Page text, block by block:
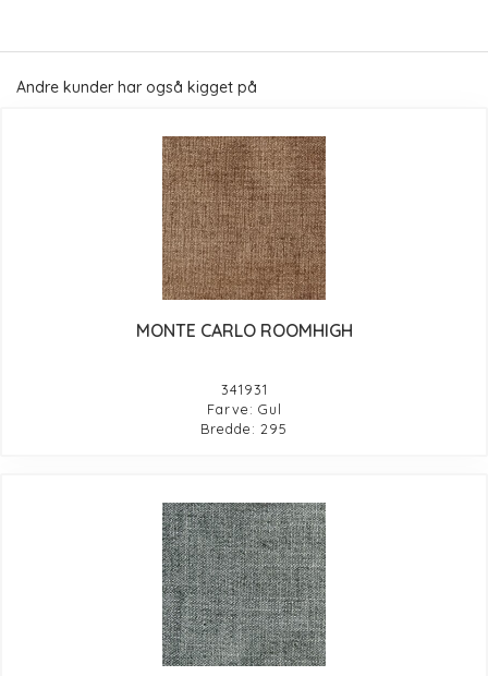
Andre kunder har også kigget på
MONTE CARLO ROOMHIGH
341931
Farve: Gul
Bredde: 295